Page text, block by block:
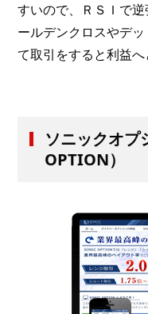
すいので、ＲＳＩで
ールデンクロスやデ
て取引をすると利益へ
ソニックオプ
OPTION）